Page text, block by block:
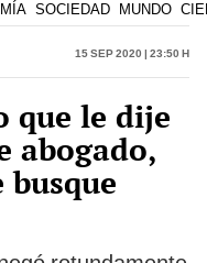
SOCIEDAD MUNDO
15 Sep 2020 | 23:50 h
que le dije
abogado,